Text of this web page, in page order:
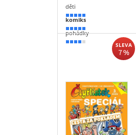
děti
100 %
komiks
100 %
pohádky
80 %
SLEVA
7 %